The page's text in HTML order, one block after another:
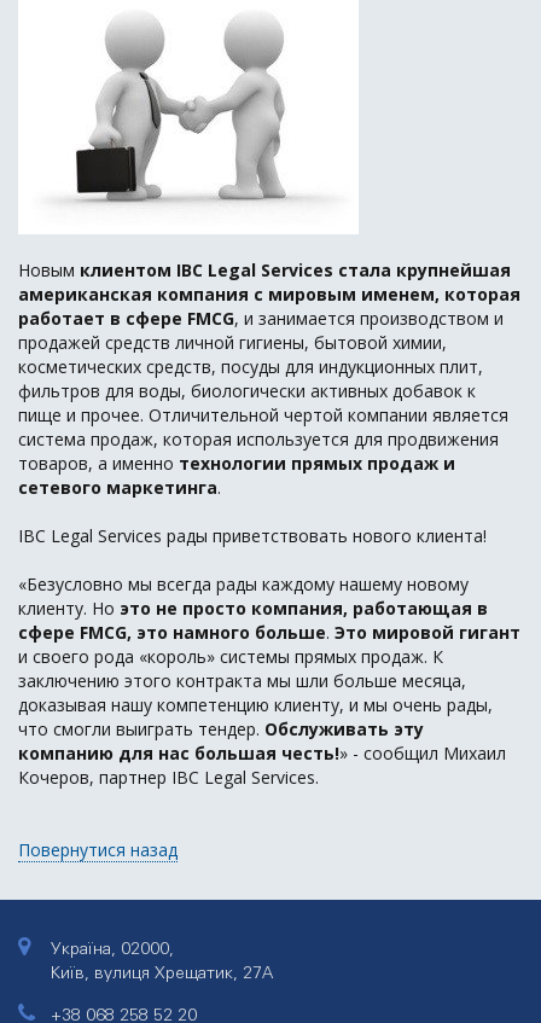
Новым клиентом IBC Legal Services стала крупнейшая
американская компания с мировым именем, которая
работает в сфере FMCG, и занимается производством и
продажей средств личной гигиены, бытовой химии,
косметических средств, посуды для индукционных плит,
фильтров для воды, биологически активных добавок к
пище и прочее. Отличительной чертой компании является
система продаж, которая используется для продвижения
товаров, а именно технологии прямых продаж и
сетевого маркетинга.
IBC Legal Services рады приветствовать нового клиента!
«Безусловно мы всегда рады каждому нашему новому
клиенту. Но это не просто компания, работающая в
сфере FMCG, это намного больше. Это мировой гигант
и своего рода «король» системы прямых продаж. К
заключению этого контракта мы шли больше месяца,
доказывая нашу компетенцию клиенту, и мы очень рады,
что смогли выиграть тендер. Обслуживать эту
компанию для нас большая честь!» - сообщил Михаил
Кочеров, партнер IBC Legal Services.
Повернутися назад
Україна, 02000,
Київ, вулиця Хрещатик, 27А
+38 068 258 52 20